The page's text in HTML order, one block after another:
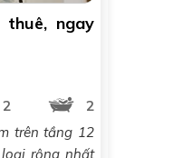
ngay
2
2
trên tầng 12
rộng nhất